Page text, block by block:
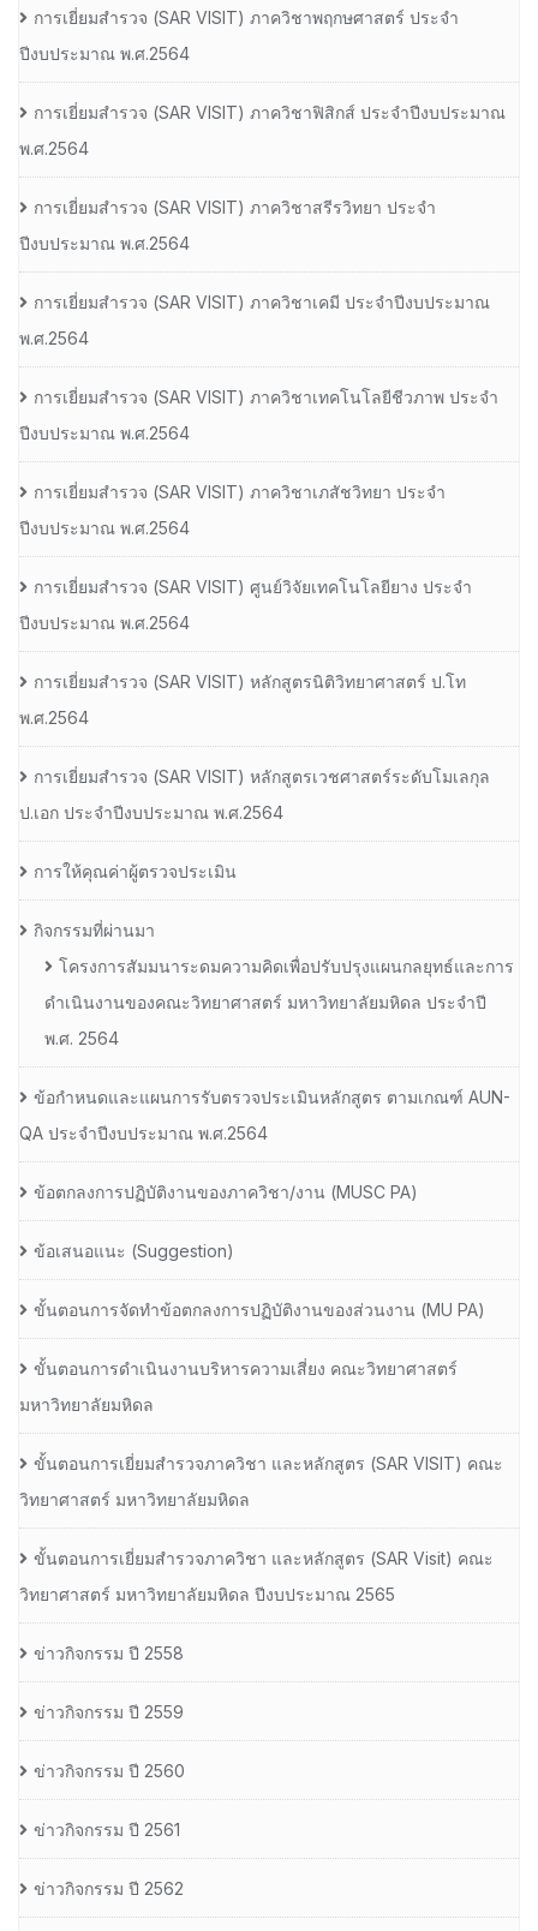
การเยี่ยมสํารวจ (SAR VISIT) ภาควิชาพฤกษศาสตร์ ประจํา
ปีงบประมาณ พ.ศ.2564
การเยี่ยมสํารวจ (SAR VISIT) ภาควิชาฟิสิกส์ ประจําปีงบประมาณ
พ.ศ.2564
การเยี่ยมสํารวจ (SAR VISIT) ภาควิชาสรีรวิทยา ประจํา
ปีงบประมาณ พ.ศ.2564
การเยี่ยมสํารวจ (SAR VISIT) ภาควิชาเคมี ประจําปีงบประมาณ
พ.ศ.2564
การเยี่ยมสํารวจ (SAR VISIT) ภาควิชาเทคโนโลยีชีวภาพ ประจํา
ปีงบประมาณ พ.ศ.2564
การเยี่ยมสํารวจ (SAR VISIT) ภาควิชาเภสัชวิทยา ประจํา
ปีงบประมาณ พ.ศ.2564
การเยี่ยมสํารวจ (SAR VISIT) ศูนย์วิจัยเทคโนโลยียาง ประจํา
ปีงบประมาณ พ.ศ.2564
การเยี่ยมสํารวจ (SAR VISIT) หลักสูตรนิติวิทยาศาสตร์ ป.โท
พ.ศ.2564
การเยี่ยมสํารวจ (SAR VISIT) หลักสูตรเวชศาสตร์ระดับโมเลกุล
ป.เอก ประจําปีงบประมาณ พ.ศ.2564
การให้คุณค่าผู้ตรวจประเมิน
กิจกรรมที่ผ่านมา
โครงการสัมมนาระดมความคิดเพื่อปรับปรุงแผนกลยุทธ์และการ
ดำเนินงานของคณะวิทยาศาสตร์ มหาวิทยาลัยมหิดล ประจำปี
พ.ศ. 2564
ข้อกำหนดและแผนการรับตรวจประเมินหลักสูตร ตามเกณฑ์ AUN-
QA ประจำปีงบประมาณ พ.ศ.2564
ข้อตกลงการปฏิบัติงานของภาควิชา/งาน (MUSC PA)
ข้อเสนอแนะ (Suggestion)
ขั้นตอนการจัดทำข้อตกลงการปฏิบัติงานของส่วนงาน (MU PA)
ขั้นตอนการดำเนินงานบริหารความเสี่ยง คณะวิทยาศาสตร์
มหาวิทยาลัยมหิดล
ขั้นตอนการเยี่ยมสำรวจภาควิชา และหลักสูตร (SAR VISIT) คณะ
วิทยาศาสตร์ มหาวิทยาลัยมหิดล
ขั้นตอนการเยี่ยมสำรวจภาควิชา และหลักสูตร (SAR Visit) คณะ
วิทยาศาสตร์ มหาวิทยาลัยมหิดล ปีงบประมาณ 2565
ข่าวกิจกรรม ปี 2558
ข่าวกิจกรรม ปี 2559
ข่าวกิจกรรม ปี 2560
ข่าวกิจกรรม ปี 2561
ข่าวกิจกรรม ปี 2562